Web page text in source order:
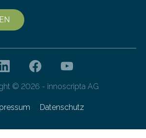
© 2026 - innoscripta AG
Datenschutz